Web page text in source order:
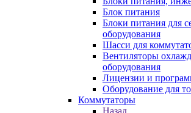
Блок питания
Блоки питания для
оборудования
Шасси для
Вентиляторы
оборудования
Лицензии и
Оборудование для
Коммутаторы
Назад